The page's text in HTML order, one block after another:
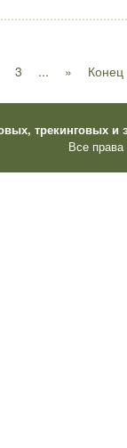
3 ... » Конец
трекинговых и
Все